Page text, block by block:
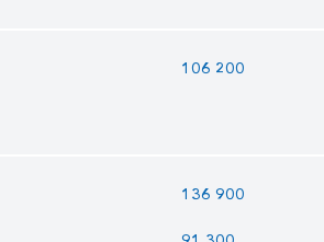
106 200
136 900